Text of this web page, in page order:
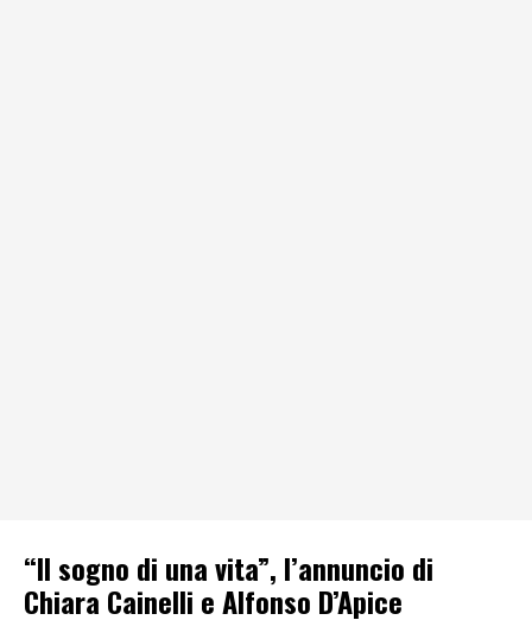
“Il sogno di una vita”, l’annuncio di
Chiara Cainelli e Alfonso D’Apice